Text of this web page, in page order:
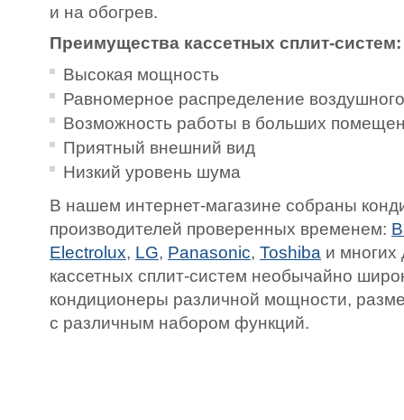
и на обогрев.
Преимущества кассетных сплит-систем:
Высокая мощность
Равномерное распределение
Возможность работы в больших
Приятный внешний вид
Низкий уровень шума
В нашем интернет-магазине собраны
производителей проверенных временем:
Electrolux, LG, Panasonic, Toshiba и многих
кассетных сплит-систем необычайно
кондиционеры различной мощности,
с различным набором функций.